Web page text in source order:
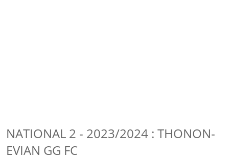
NATIONAL 2 - 2023/2024 : THONON-
EVIAN GG FC